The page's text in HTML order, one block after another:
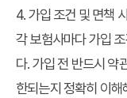
4. 가입 조건 및 면책
각 보험사마다 가입
다. 가입 전 반드시 약
한되는지 정확히 이해